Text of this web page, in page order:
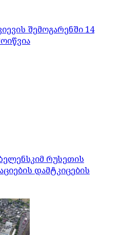
შემოგარენში 14
რუსეთის
დამტკიცების